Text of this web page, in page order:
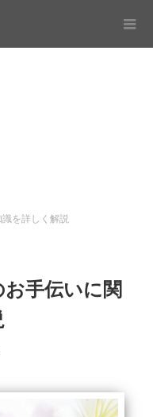
を詳しく解説
手伝いに関